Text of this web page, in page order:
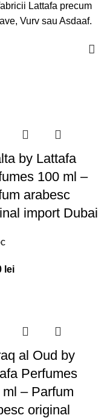
Lattafa precum
Vurv sau Asdaaf.
by Lattafa
100 ml –
arabesc
import Dubai
lei
al Oud by
Perfumes
ml – Parfum
original